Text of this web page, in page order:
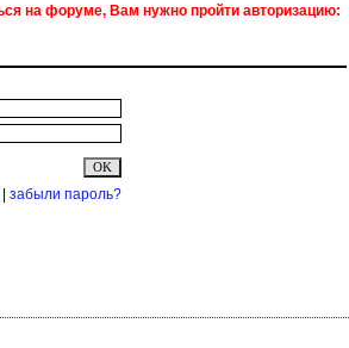
на форуме, Вам нужно пройти авторизацию:
| забыли пароль?